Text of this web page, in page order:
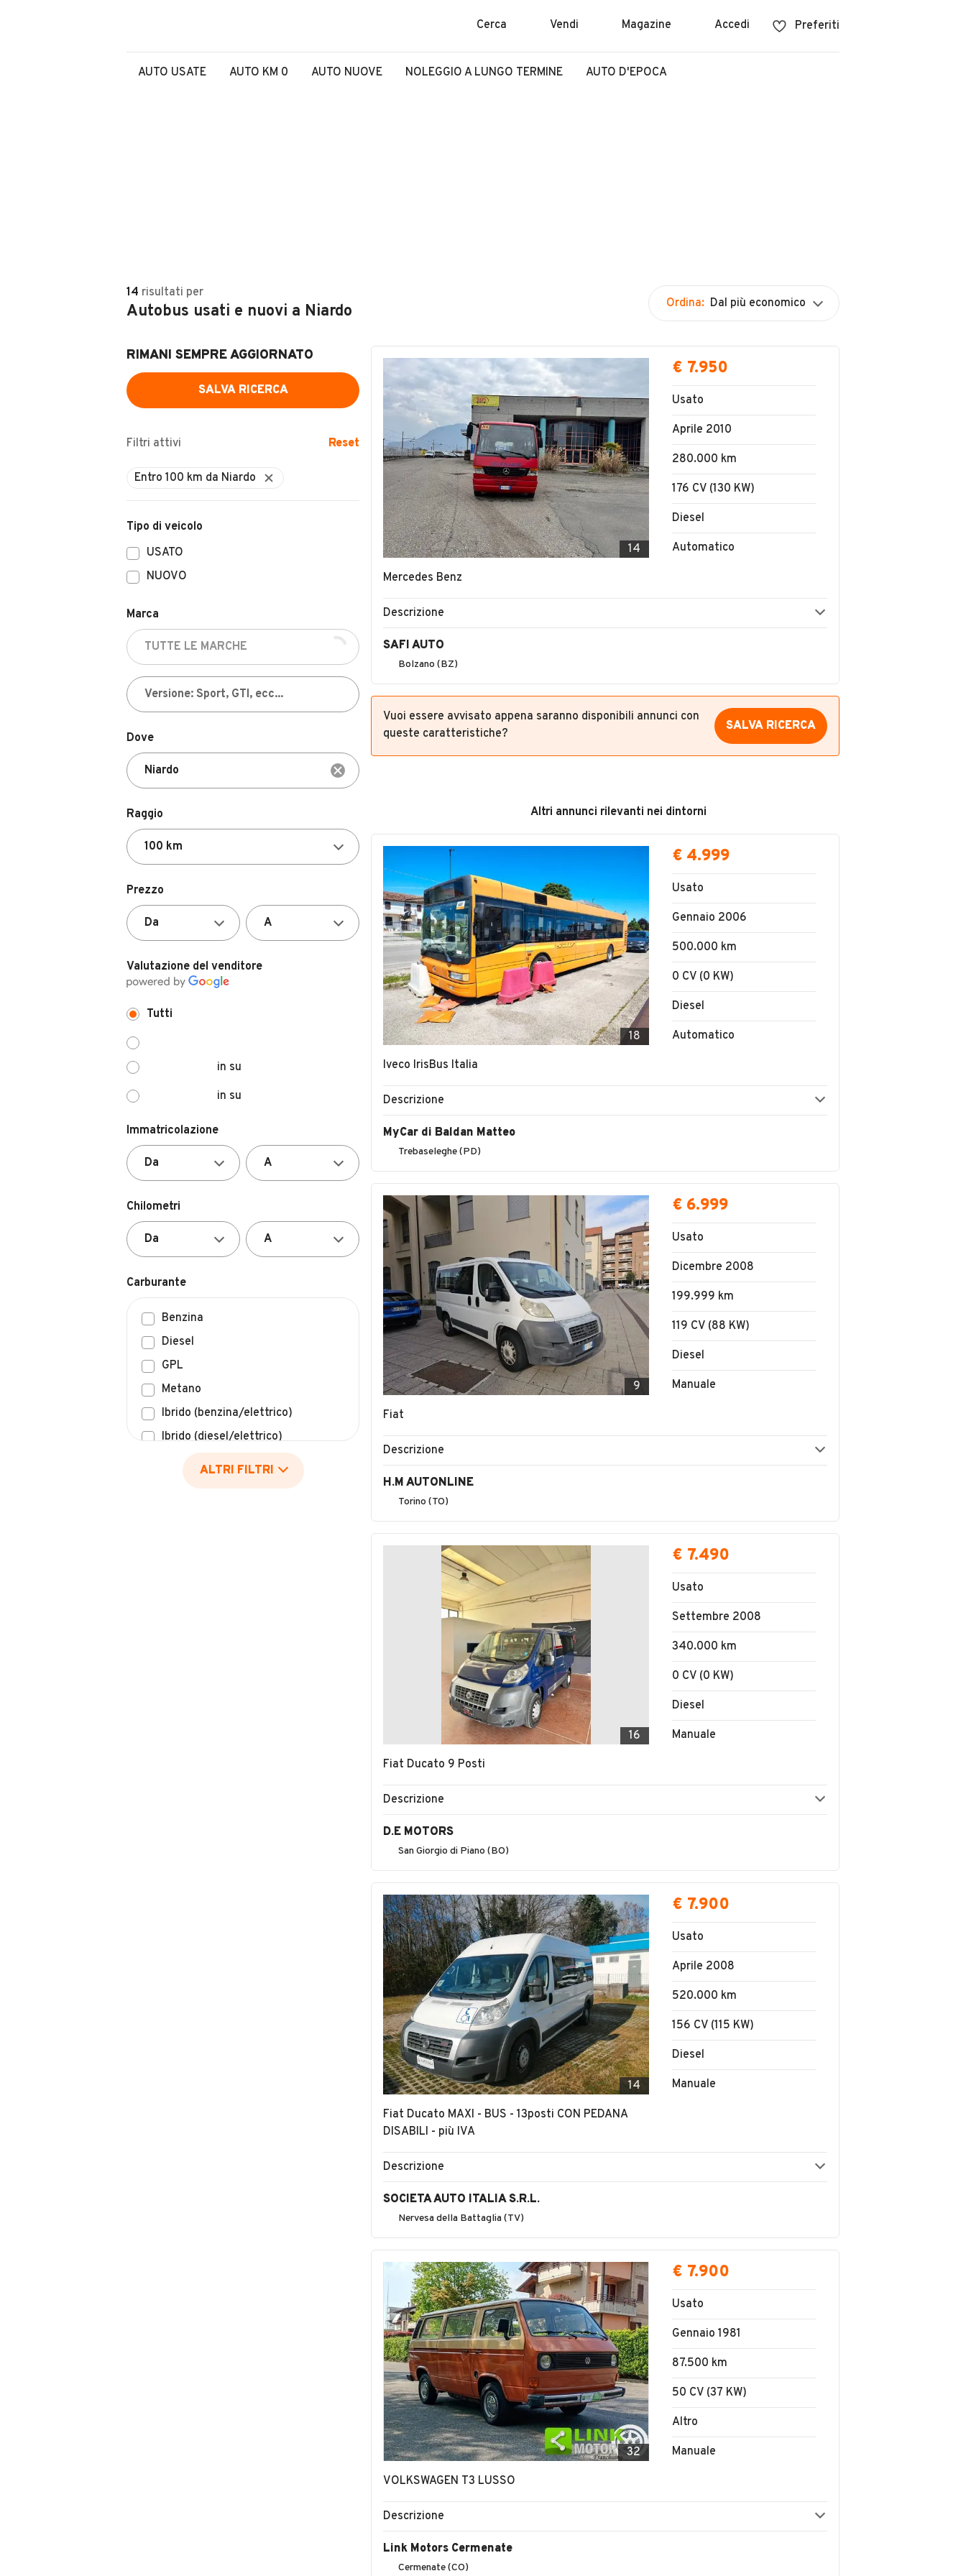
Cerca Vendi Magazine Accedi Preferiti
AUTO USATE AUTO KM 0 AUTO NUOVE NOLEGGIO A LUNGO TERMINE AUTO D'EPOCA
14 risultati per
Autobus usati e nuovi a Niardo Ordina: Dal più economico
RIMANI SEMPRE AGGIORNATO
SALVA RICERCA
Filtri attivi Reset
Tipo di veicolo
USATO
NUOVO
Marca
Dove
Raggio
Prezzo
Valutazione del venditore
Tutti
in su
in su
Immatricolazione
Chilometri
Carburante
Benzina
Diesel
GPL
Metano
Ibrido (benzina/elettrico)
Ibrido (diesel/elettrico)
Elettrico
Idrogeno
ALTRI FILTRI
14
Mercedes Benz
€ 7.950
Usato
Aprile 2010
280.000 km
176 CV (130 KW)
Diesel
Automatico
Descrizione
SAFI AUTO
Bolzano (BZ)
Vuoi essere avvisato appena saranno disponibili annunci con
queste caratteristiche?
SALVA RICERCA
Altri annunci rilevanti nei dintorni
18
Iveco IrisBus Italia
€ 4.999
Usato
Gennaio 2006
500.000 km
0 CV (0 KW)
Diesel
Automatico
Descrizione
MyCar di Baldan Matteo
Trebaseleghe (PD)
9
Fiat
€ 6.999
Usato
Dicembre 2008
199.999 km
119 CV (88 KW)
Diesel
Manuale
Descrizione
H.M AUTONLINE
Torino (TO)
16
Fiat Ducato 9 Posti
€ 7.490
Usato
Settembre 2008
340.000 km
0 CV (0 KW)
Diesel
Manuale
Descrizione
D.E MOTORS
San Giorgio di Piano (BO)
14
Fiat Ducato MAXI - BUS - 13posti CON PEDANA
DISABILI - più IVA
€ 7.900
Usato
Aprile 2008
520.000 km
156 CV (115 KW)
Diesel
Manuale
Descrizione
SOCIETA AUTO ITALIA S.R.L.
Nervesa della Battaglia (TV)
32
VOLKSWAGEN T3 LUSSO
€ 7.900
Usato
Gennaio 1981
87.500 km
50 CV (37 KW)
Altro
Manuale
Descrizione
Link Motors Cermenate
Cermenate (CO)